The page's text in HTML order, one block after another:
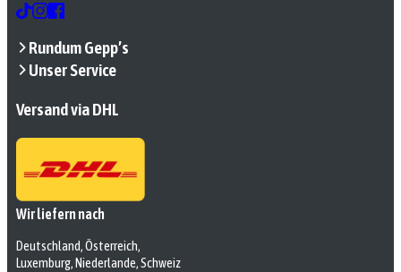
Rundum Gepp’s
Unser Service
Versand via DHL
Wir liefern nach
Deutschland, Österreich,
Luxemburg, Niederlande, Schweiz